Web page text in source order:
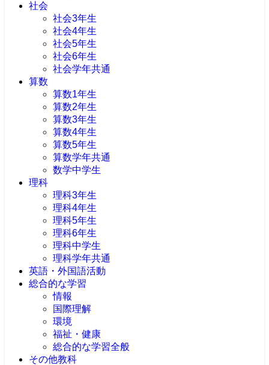
社会
社会3年生
社会4年生
社会5年生
社会6年生
社会学年共通
算数
算数1年生
算数2年生
算数3年生
算数4年生
算数5年生
算数学年共通
数学中学生
理科
理科3年生
理科4年生
理科5年生
理科6年生
理科中学生
理科学年共通
英語・外国語活動
総合的な学習
情報
国際理解
環境
福祉・健康
総合的な学習全般
その他教科